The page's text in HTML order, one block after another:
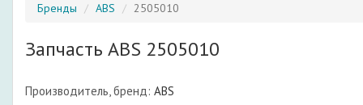
Бренды ABS 2505010
Запчасть ABS 2505010
Производитель, бренд: ABS